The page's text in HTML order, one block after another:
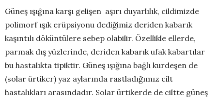
Güneş ışığına karşı gelişen aşırı duyarlılık, cildimizde
polimorf ışık erüpsiyonu dediğimiz deriden kabarık
kaşıntılı döküntülere sebep olabilir. Özellikle ellerde,
parmak dış yüzlerinde, deriden kabarık ufak kabartılar
bu hastalıkta tipiktir. Güneş ışığına bağlı kurdeşen de
(solar ürtiker) yaz aylarında rastladığımız cilt
hastalıkları arasındadır. Solar ürtikerde de ciltte güneş